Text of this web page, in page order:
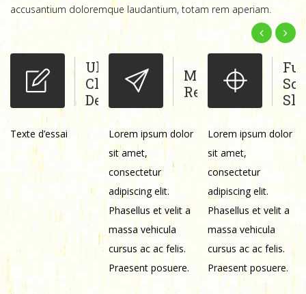
accusantium doloremque laudantium, totam rem aperiam.
Ultra
Clean
Design
Texte d’essai
Modern
Ready
Lorem ipsum dolor
sit amet,
consectetur
adipiscing elit.
Phasellus et velit a
massa vehicula
cursus ac ac felis.
Praesent posuere.
Lorem ipsum dolor
sit amet,
consectetur
adipiscing elit.
Phasellus et velit a
massa vehicula
cursus ac ac felis.
Praesent posuere.